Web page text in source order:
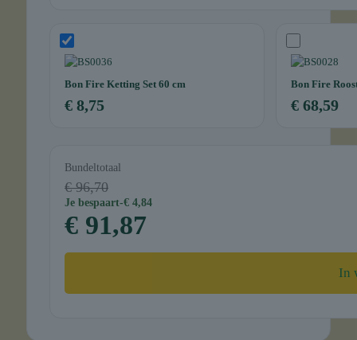
Bon Fire Ketting Set 60 cm
€ 8,75
Bon Fire
€ 68,59
Bundeltotaal
€ 96,70
Je bespaart-€ 4,84
€ 91,87
In